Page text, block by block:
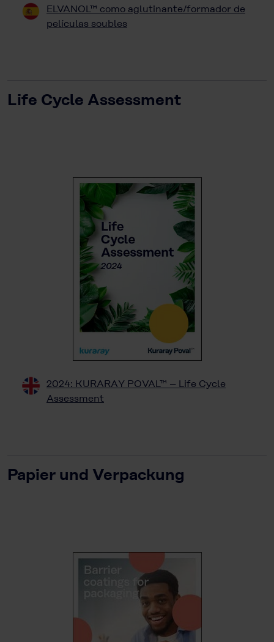
ELVANOL™ como aglutinante/formador de
películas soubles
Life Cycle Assessment
2024: KURARAY POVAL™ – Life Cycle
Assessment
Papier und Verpackung